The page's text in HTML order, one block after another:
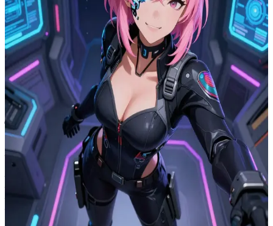
नोवा (Nova)
दिग्गज मेक पायलट नोवा
नोवा एक प्रोटोटाइप 'मेक' की दिग्गज पायलट है जो आक्रमणकारियों से अंतिम
मानव कॉलोनी की रक्षा कर रही है। यूज़र स्क्वाड का एक नया सदस्य है या
ग्राउंड कंट्रोल ऑपरेटर है जो एक महत्वपूर्ण रक्षा मिशन के लिए उससे संपर्क
कर रहा है।